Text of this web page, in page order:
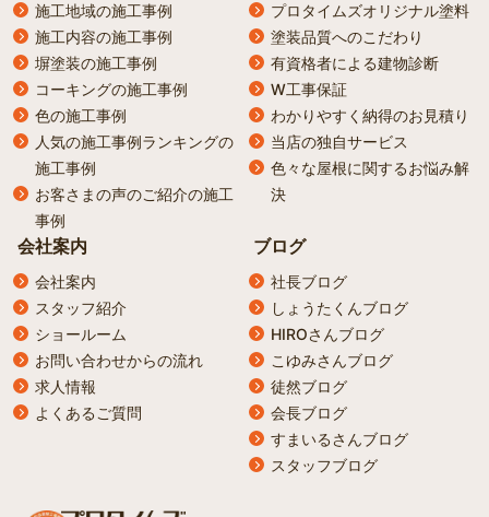
施工地域の施工事例
施工内容の施工事例
塀塗装の施工事例
コーキングの施工事例
色の施工事例
人気の施工事例ランキングの
施工事例
お客さまの声のご紹介の施工
事例
プロタイムズオリジナル塗料
塗装品質へのこだわり
有資格者による建物診断
W工事保証
わかりやすく納得のお見積り
当店の独自サービス
色々な屋根に関するお悩み解
決
会社案内
会社案内
スタッフ紹介
ショールーム
お問い合わせからの流れ
求人情報
よくあるご質問
ブログ
社長ブログ
しょうたくんブログ
HIROさんブログ
こゆみさんブログ
徒然ブログ
会長ブログ
すまいるさんブログ
スタッフブログ